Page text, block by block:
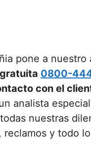
pone a nuestro
0800-
con el
analista
nuestras
reclamos y todo